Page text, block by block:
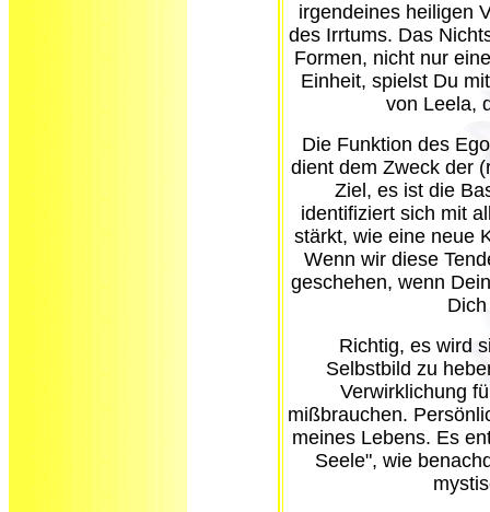
irgendeines heiligen
des Irrtums. Das
Formen, nicht nur
Einheit, spielst Du
von Leela,
Die Funktion des
dient dem Zweck der
Ziel, es ist die
identifiziert sich mit
stärkt, wie eine neue
Wenn wir diese
geschehen, wenn
Richtig, es wird
Selbstbild zu
Verwirklichung
mißbrauchen.
meines Lebens. Es
Seele", wie